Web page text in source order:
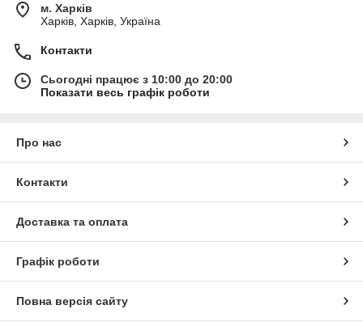
м. Харків
Харків, Харків, Україна
Контакти
Сьогодні працює з 10:00 до 20:00
Показати весь графік роботи
Про нас
Контакти
Доставка та оплата
Графік роботи
Повна версія сайту